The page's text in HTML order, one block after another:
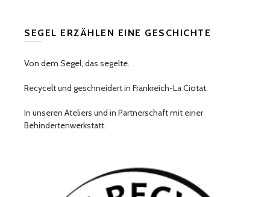
SEGEL ERZÄHLEN EINE GESCHICHTE
Von dem Segel, das segelte.
Recycelt und geschneidert in Frankreich-La Ciotat.
In unseren Ateliers und in Partnerschaft mit einer
Behindertenwerkstatt.